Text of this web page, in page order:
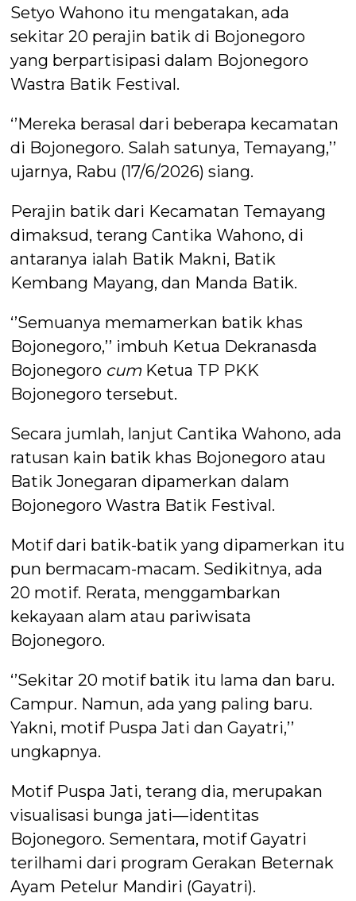
Setyo Wahono itu mengatakan, ada
sekitar 20 perajin batik di Bojonegoro
yang berpartisipasi dalam Bojonegoro
Wastra Batik Festival.
‘’Mereka berasal dari beberapa kecamatan
di Bojonegoro. Salah satunya, Temayang,’’
ujarnya, Rabu (17/6/2026) siang.
Perajin batik dari Kecamatan Temayang
dimaksud, terang Cantika Wahono, di
antaranya ialah Batik Makni, Batik
Kembang Mayang, dan Manda Batik.
‘’Semuanya memamerkan batik khas
Bojonegoro,’’ imbuh Ketua Dekranasda
Bojonegoro cum Ketua TP PKK
Bojonegoro tersebut.
Secara jumlah, lanjut Cantika Wahono, ada
ratusan kain batik khas Bojonegoro atau
Batik Jonegaran dipamerkan dalam
Bojonegoro Wastra Batik Festival.
Motif dari batik-batik yang dipamerkan itu
pun bermacam-macam. Sedikitnya, ada
20 motif. Rerata, menggambarkan
kekayaan alam atau pariwisata
Bojonegoro.
‘’Sekitar 20 motif batik itu lama dan baru.
Campur. Namun, ada yang paling baru.
Yakni, motif Puspa Jati dan Gayatri,’’
ungkapnya.
Motif Puspa Jati, terang dia, merupakan
visualisasi bunga jati—identitas
Bojonegoro. Sementara, motif Gayatri
terilhami dari program Gerakan Beternak
Ayam Petelur Mandiri (Gayatri).